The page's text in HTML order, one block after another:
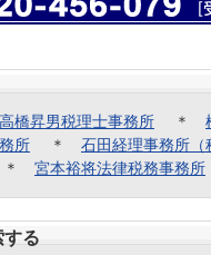
高橋昇男税理士事務所 ＊
所 ＊ 石田経理事務所（
宮本裕将法律税務事務所
る